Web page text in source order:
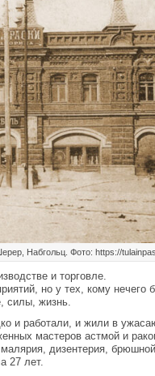
Набгольц. Фото: https://
и торговле.
но у тех, кому нечего
силы, жизнь.
и работали, и жили в
мастеров астмой и
дизентерия,
27 лет.